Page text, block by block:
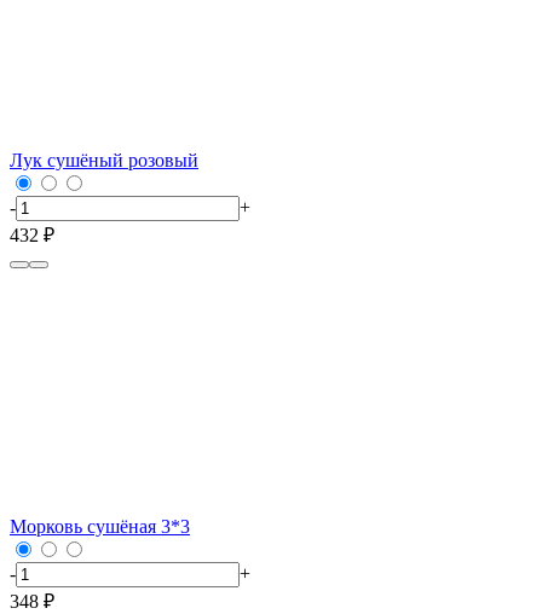
Лук сушёный розовый
-
+
432 ₽
Морковь сушёная 3*3
-
+
348 ₽